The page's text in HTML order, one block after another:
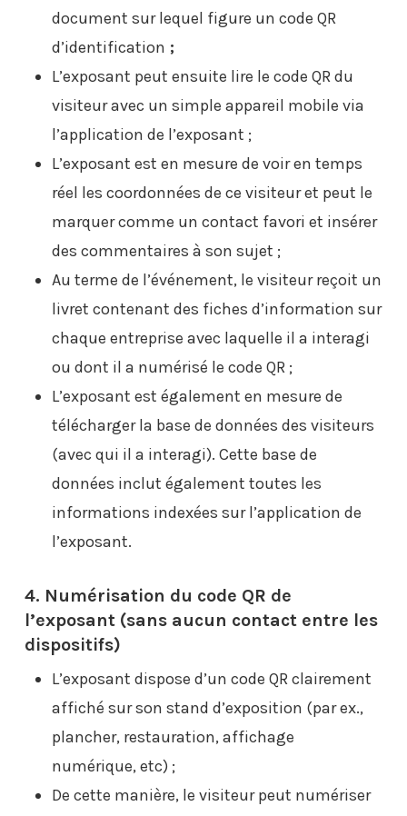
document sur lequel figure un code QR
d’identification ;
L’exposant peut ensuite lire le code QR du
visiteur avec un simple appareil mobile via
l’application de l’exposant ;
L’exposant est en mesure de voir en temps
réel les coordonnées de ce visiteur et peut le
marquer comme un contact favori et insérer
des commentaires à son sujet ;
Au terme de l’événement, le visiteur reçoit un
livret contenant des fiches d’information sur
chaque entreprise avec laquelle il a interagi
ou dont il a numérisé le code QR ;
L’exposant est également en mesure de
télécharger la base de données des visiteurs
(avec qui il a interagi). Cette base de
données inclut également toutes les
informations indexées sur l’application de
l’exposant.
4. Numérisation du code QR de
l’exposant (sans aucun contact entre les
dispositifs)
L’exposant dispose d’un code QR clairement
affiché sur son stand d’exposition (par ex.,
plancher, restauration, affichage
numérique, etc) ;
De cette manière, le visiteur peut numériser